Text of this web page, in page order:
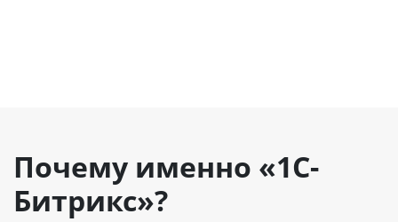
Почему именно «1С-
Битрикс»?